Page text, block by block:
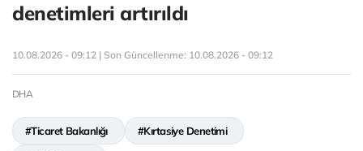
denetimleri artırıldı
10.08.2026 - 09:12 | Son Güncellenme: 10.08.2026 - 09:12
DHA
#Ticaret Bakanlığı #Kırtasiye Denetimi